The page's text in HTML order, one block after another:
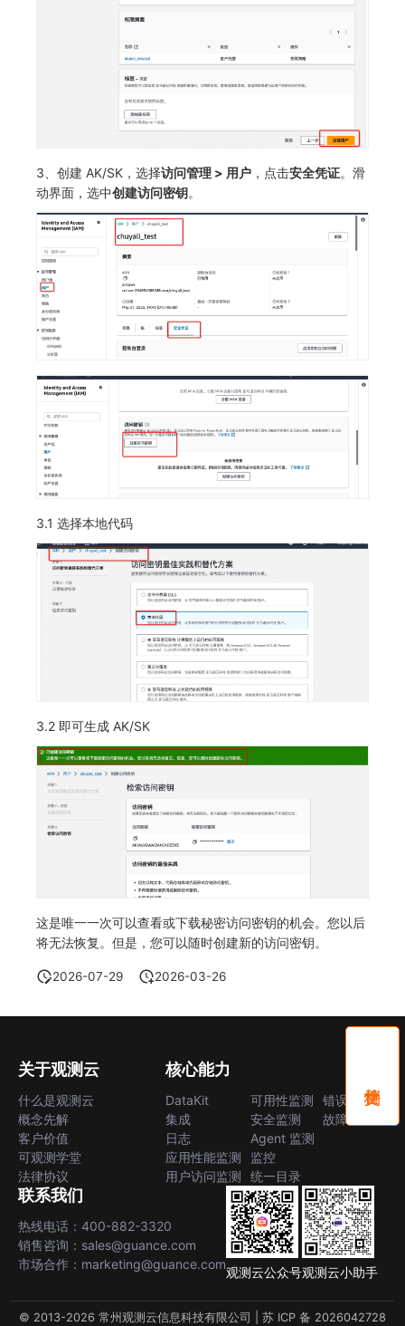
3、创建 AK/SK，选择访问管理 > 用户 ，点击安全凭证。滑
动界面，选中创建访问密钥。
3.1 选择本地代码
3.2 即可生成 AK/SK
这是唯一一次可以查看或下载秘密访问密钥的机会。您以后
将无法恢复。但是，您可以随时创建新的访问密钥。
2026-07-29 2026-03-26
关于观测云
什么是观测云
概念先解
客户价值
可观测学堂
法律协议
核心能力
DataKit
集成
日志
应用性能监测
用户访问监测
可用性监测
安全监测
Agent 监测
监控
统一目录
错误中心
故障中心
联系我们
热线电话：400-882-3320
销售咨询：sales@guance.com
市场合作：marketing@guance.com
观测云公众号观测云小助手
© 2013-2026 常州观测云信息科技有限公司 | 苏 ICP 备 2026042728